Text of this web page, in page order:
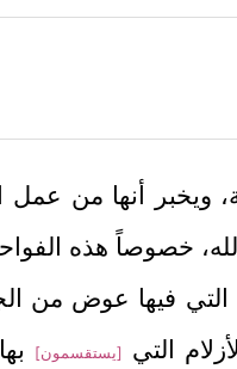
ويخبر أنها من
الله، خصوصاً هذه
فيها عوض من
التي
[يستقسمون]